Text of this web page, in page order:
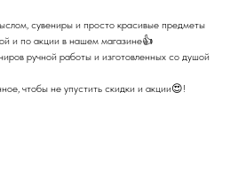
сувениры и просто красивые предметы
и по акции в нашем магазине👍
ручной работы и изготовленных со душой
чтобы не упустить скидки и акции😍!